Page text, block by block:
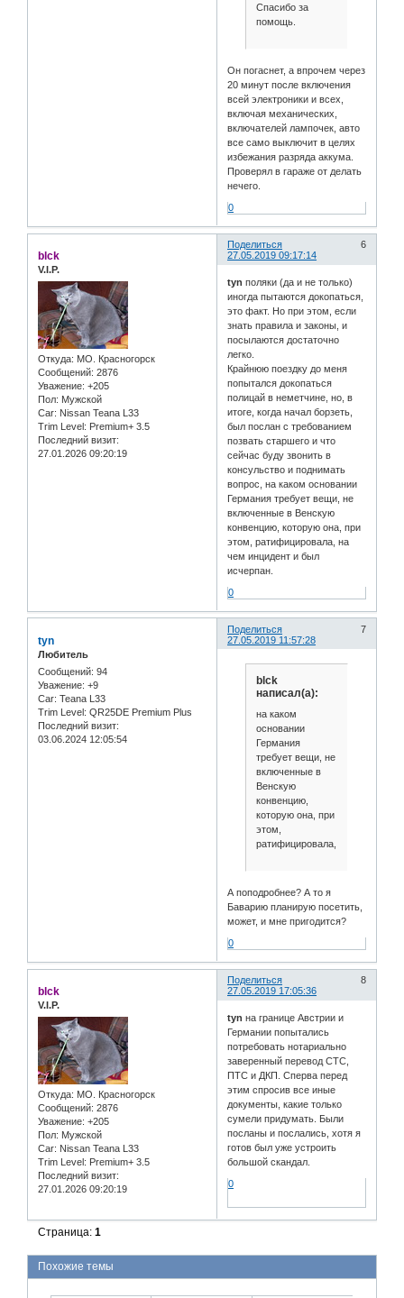
Спасибо за
помощь.
Он погаснет, а впрочем через
20 минут после включения
всей электроники и всех,
включая механических,
включателей лампочек, авто
все само выключит в целях
избежания разряда аккума.
Проверял в гараже от делать
нечего.
0
Поделиться
6
27.05.2019 09:17:14
blck
V.I.P.
Откуда: МО. Красногорск
Сообщений: 2876
Уважение: +205
Пол: Мужской
Car: Nissan Teana L33
Trim Level: Premium+ 3.5
Последний визит:
27.01.2026 09:20:19
tyn поляки (да и не только)
иногда пытаются докопаться,
это факт. Но при этом, если
знать правила и законы, и
посылаются достаточно
легко.
Крайнюю поездку до меня
попытался докопаться
полицай в неметчине, но, в
итоге, когда начал борзеть,
был послан с требованием
позвать старшего и что
сейчас буду звонить в
консульство и поднимать
вопрос, на каком основании
Германия требует вещи, не
включенные в Венскую
конвенцию, которую она, при
этом, ратифицировала, на
чем инцидент и был
исчерпан.
0
Поделиться
7
27.05.2019 11:57:28
tyn
Любитель
Сообщений: 94
Уважение: +9
Car: Teana L33
Trim Level: QR25DE Premium Plus
Последний визит:
03.06.2024 12:05:54
blck
написал(а):
на каком
основании
Германия
требует вещи, не
включенные в
Венскую
конвенцию,
которую она, при
этом,
ратифицировала,
А поподробнее? А то я
Баварию планирую посетить,
может, и мне пригодится?
0
Поделиться
8
27.05.2019 17:05:36
blck
V.I.P.
Откуда: МО. Красногорск
Сообщений: 2876
Уважение: +205
Пол: Мужской
Car: Nissan Teana L33
Trim Level: Premium+ 3.5
Последний визит:
27.01.2026 09:20:19
tyn на границе Австрии и
Германии попытались
потребовать нотариально
заверенный перевод СТС,
ПТС и ДКП. Сперва перед
этим спросив все иные
документы, какие только
сумели придумать. Были
посланы и послались, хотя я
готов был уже устроить
большой скандал.
0
Страница:1
Похожие темы